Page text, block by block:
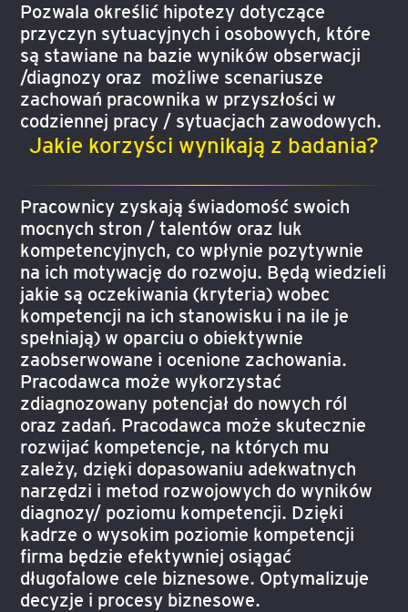
Pozwala określić hipotezy dotyczące
przyczyn sytuacyjnych i osobowych, które
są stawiane na bazie wyników obserwacji
/diagnozy oraz możliwe scenariusze
zachowań pracownika w przyszłości w
codziennej pracy / sytuacjach zawodowych.
Jakie korzyści wynikają z badania?
Pracownicy zyskają świadomość swoich
mocnych stron / talentów oraz luk
kompetencyjnych, co wpłynie pozytywnie
na ich motywację do rozwoju. Będą wiedzieli
jakie są oczekiwania (kryteria) wobec
kompetencji na ich stanowisku i na ile je
spełniają) w oparciu o obiektywnie
zaobserwowane i ocenione zachowania.
Pracodawca może wykorzystać
zdiagnozowany potencjał do nowych ról
oraz zadań. Pracodawca może skutecznie
rozwijać kompetencje, na których mu
zależy, dzięki dopasowaniu adekwatnych
narzędzi i metod rozwojowych do wyników
diagnozy/ poziomu kompetencji. Dzięki
kadrze o wysokim poziomie kompetencji
firma będzie efektywniej osiągać
długofalowe cele biznesowe. Optymalizuje
decyzje i procesy biznesowe.